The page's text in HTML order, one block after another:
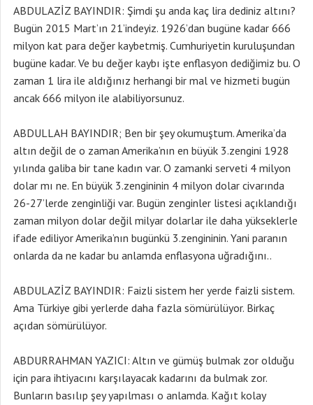
ABDULAZİZ BAYINDIR: Şimdi şu anda kaç lira dediniz altını?
Bugün 2015 Mart’ın 21’indeyiz. 1926’dan bugüne kadar 666
milyon kat para değer kaybetmiş. Cumhuriyetin kuruluşundan
bugüne kadar. Ve bu değer kaybı işte enflasyon dediğimiz bu. O
zaman 1 lira ile aldığınız herhangi bir mal ve hizmeti bugün
ancak 666 milyon ile alabiliyorsunuz.
ABDULLAH BAYINDIR; Ben bir şey okumuştum. Amerika’da
altın değil de o zaman Amerika’nın en büyük 3.zengini 1928
yılında galiba bir tane kadın var. O zamanki serveti 4 milyon
dolar mı ne. En büyük 3.zengininin 4 milyon dolar civarında
26-27’lerde zenginliği var. Bugün zenginler listesi açıklandığı
zaman milyon dolar değil milyar dolarlar ile daha yükseklerle
ifade ediliyor Amerika’nın bugünkü 3.zengininin. Yani paranın
onlarda da ne kadar bu anlamda enflasyona uğradığını..
ABDULAZİZ BAYINDIR: Faizli sistem her yerde faizli sistem.
Ama Türkiye gibi yerlerde daha fazla sömürülüyor. Birkaç
açıdan sömürülüyor.
ABDURRAHMAN YAZICI: Altın ve gümüş bulmak zor olduğu
için para ihtiyacını karşılayacak kadarını da bulmak zor.
Bunların basılıp şey yapılması o anlamda. Kağıt kolay